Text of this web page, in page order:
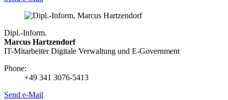
Dipl.-Inform.
Marcus Hartzendorf
IT-Mitarbeiter Digitale Verwaltung und E-Government
Phone:
+49 341 3076-5413
Send e-Mail